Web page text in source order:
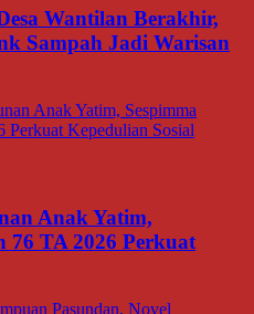
Wantilan Berakhir,
Sampah Jadi Warisan
Anak Yatim,
76 TA 2026 Perkuat